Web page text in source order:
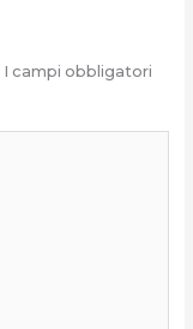
I campi obbligatori